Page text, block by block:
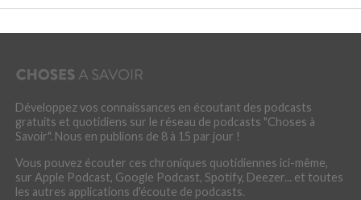
Développez vos connaissances en écoutant des podcasts
gratuits et quotidiens sur le réseau de podcasts "Choses à
Savoir". Nous en publions de 8 à 15 par jour !
Vous pouvez écouter ces chroniques quotidiennes ici-même,
sur Apple Podcast, Google Podcast, Spotify, Deezer... et toutes
les autres applications d'écoute de podcasts.